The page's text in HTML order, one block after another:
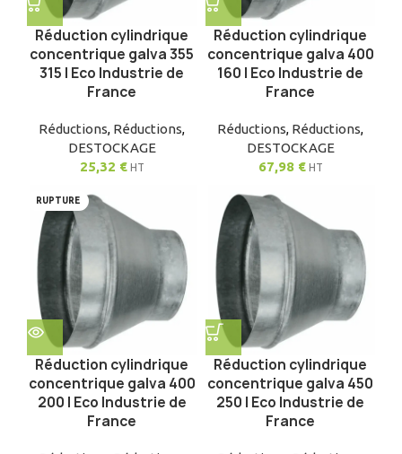
Réduction cylindrique
concentrique galva 355
315 | Eco Industrie de
France
Réductions, Réductions,
DESTOCKAGE
25,32 € HT
Réduction cylindrique
concentrique galva 400
160 | Eco Industrie de
France
Réductions, Réductions,
DESTOCKAGE
67,98 € HT
RUPTURE
Réduction cylindrique
concentrique galva 400
200 | Eco Industrie de
France
Réduction cylindrique
concentrique galva 450
250 | Eco Industrie de
France